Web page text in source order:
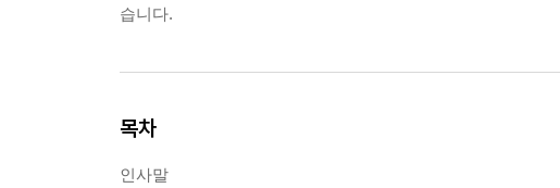
습니다.
목차
인사말